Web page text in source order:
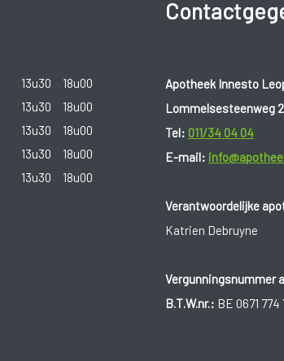
13u30
18u00
13u30
18u00
13u30
18u00
13u30
18u00
13u30
18u00
Apotheek Innesto
Lommelsesteenweg
Tel: 011/34 04 04
E-mail:
Verantwoordelijke
Katrien Debruyne
Vergunningsnummer
B.T.W.nr.: BE 0671 774